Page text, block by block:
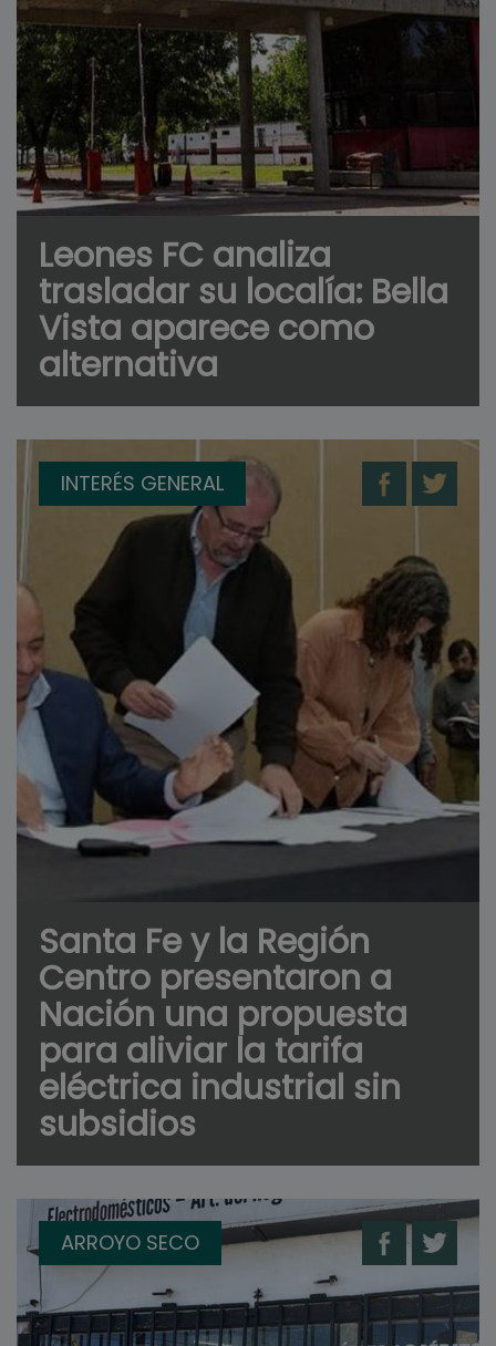
Leones FC analiza
trasladar su localía: Bella
Vista aparece como
alternativa
INTERÉS GENERAL
Santa Fe y la Región
Centro presentaron a
Nación una propuesta
para aliviar la tarifa
eléctrica industrial sin
subsidios
ARROYO SECO